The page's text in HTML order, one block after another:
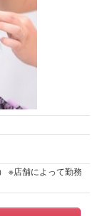
※店舗によって勤務